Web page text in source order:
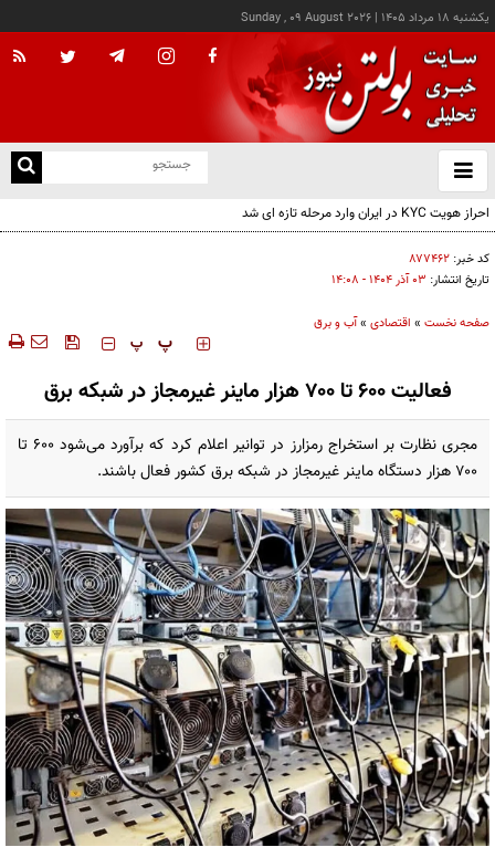
يکشنبه ۱۸ مرداد ۱۴۰۵ |
Sunday , 09 August 2026
باز
و
احراز هویت KYC در ایران وارد مرحله تازه ای شد
کد خبر: ۸۷۷۴۶۲
تاریخ انتشار: ۰۳ آذر ۱۴۰۴ - ۱۴:۰۸
صفحه نخست » اقتصادی »آب و برق
‍‍‍ پ پ
فعالیت ۶۰۰ تا ۷۰۰ هزار ماینر غیرمجاز در شبکه برق
مجری نظارت بر استخراج رمزارز در توانیر اعلام کرد که برآورد می‌شود ۶۰۰ تا
۷۰۰ هزار دستگاه ماینر غیرمجاز در شبکه برق کشور فعال باشند.